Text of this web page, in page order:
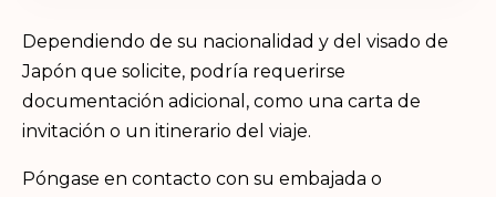
Dependiendo de su nacionalidad y del visado de
Japón que solicite, podría requerirse
documentación adicional, como una carta de
invitación o un itinerario del viaje.
Póngase en contacto con su embajada o